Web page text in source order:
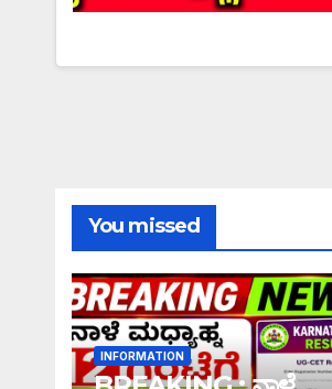
You missed
INFORMATION